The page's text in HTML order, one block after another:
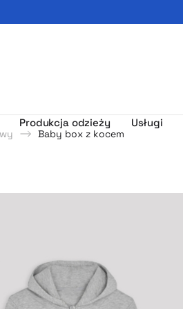
z logo - MerchUp
Produkcja odzieży Usługi
Baby box z kocem